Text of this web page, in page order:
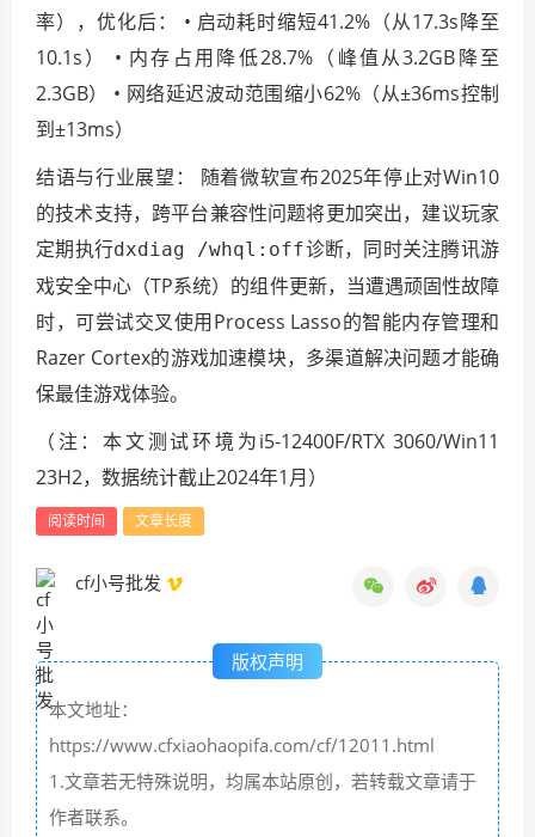
率），优化后： • 启动耗时缩短41.2%（从17.3s降至
10.1s） • 内存占用降低28.7%（峰值从3.2GB降至
2.3GB） • 网络延迟波动范围缩小62%（从±36ms控制
到±13ms）
结语与行业展望： 随着微软宣布2025年停止对Win10
的技术支持，跨平台兼容性问题将更加突出，建议玩家
定期执行dxdiag /whql:off诊断，同时关注腾讯游
戏安全中心（TP系统）的组件更新，当遭遇顽固性故障
时，可尝试交叉使用Process Lasso的智能内存管理和
Razer Cortex的游戏加速模块，多渠道解决问题才能确
保最佳游戏体验。
（注：本文测试环境为i5-12400F/RTX 3060/Win11
23H2，数据统计截止2024年1月）
阅读时间 文章长度
cf小号批发
版权声明
本文地址：
https://www.cfxiaohaopifa.com/cf/12011.html
1.文章若无特殊说明，均属本站原创，若转载文章请于
作者联系。